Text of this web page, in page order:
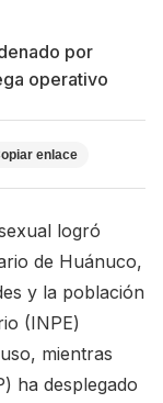
por
operativo
enlace
logró
de Huánuco,
y la población
(INPE)
mientras
ha desplegado